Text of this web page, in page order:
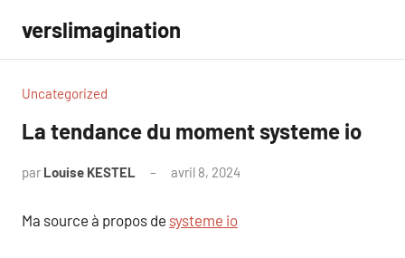
contenu
verslimagination
Uncategorized
La tendance du moment systeme io
par Louise KESTEL avril 8, 2024
Ma source à propos de systeme io